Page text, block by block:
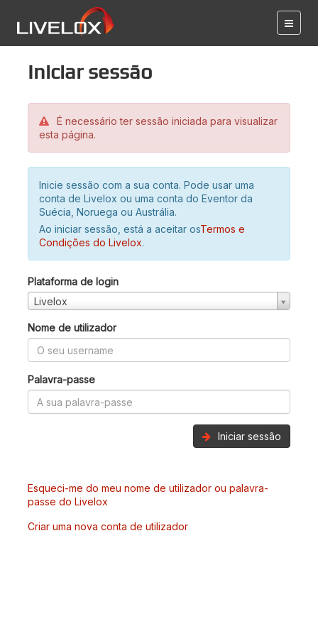
Iniciar sessão
É necessário ter sessão iniciada para visualizar
esta página.
Inicie sessão com a sua conta. Pode usar uma
conta de Livelox ou uma conta do Eventor da
Suécia, Noruega ou Austrália.
Ao iniciar sessão, está a aceitar osTermos e
Condições do Livelox.
Plataforma de login
Livelox
Nome de utilizador
Palavra-passe
Iniciar sessão
Esqueci-me do meu nome de utilizador ou palavra-
passe do Livelox
Criar uma nova conta de utilizador